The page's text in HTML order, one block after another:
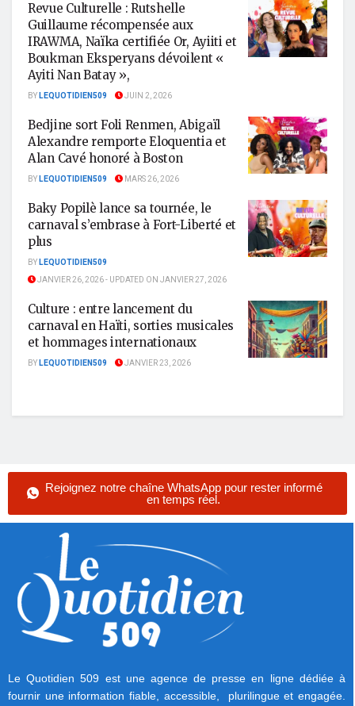
Revue Culturelle : Rutshelle
Guillaume récompensée aux
IRAWMA, Naïka certifiée Or, Ayiiti et
Boukman Eksperyans dévoilent «
Ayiti Nan Batay »,
BYLEQUOTIDIEN509 JUIN 2, 2026
Bedjine sort Foli Renmen, Abigaïl
Alexandre remporte Eloquentia et
Alan Cavé honoré à Boston
BYLEQUOTIDIEN509 MARS 26, 2026
Baky Popilè lance sa tournée, le
carnaval s’embrase à Fort-Liberté et
plus
BYLEQUOTIDIEN509
JANVIER 26, 2026 - UPDATED ON JANVIER 27, 2026
Culture : entre lancement du
carnaval en Haïti, sorties musicales
et hommages internationaux
BYLEQUOTIDIEN509 JANVIER 23, 2026
Rejoignez notre chaîne WhatsApp pour rester informé
en temps réel.
Le Quotidien 509 est une agence de presse en ligne dédiée à
fournir une information fiable, accessible, plurilingue et engagée.